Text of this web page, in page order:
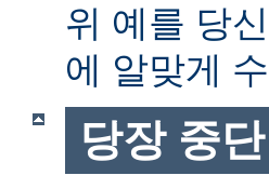
위 예를 당
에 알맞게
당장 중단